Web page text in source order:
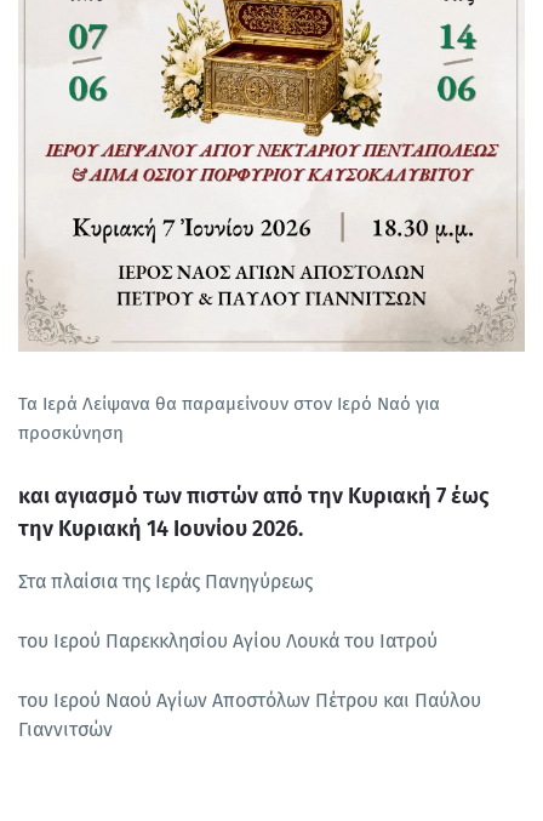
Τα Ιερά Λείψανα θα παραμείνουν στον Ιερό Ναό για
προσκύνηση
και αγιασμό των πιστών από την Κυριακή 7 έως
την Κυριακή 14 Ιουνίου 2026.
Στα πλαίσια της Ιεράς Πανηγύρεως
του Ιερού Παρεκκλησίου Αγίου Λουκά του Ιατρού
του Ιερού Ναού Αγίων Αποστόλων Πέτρου και Παύλου
Γιαννιτσών